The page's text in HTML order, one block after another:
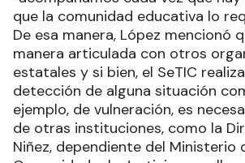
que la comunidad educativa lo
De esa manera, López mencionó
manera articulada con otros
estatales y si bien, el SeTIC
detección de alguna situación
ejemplo, de vulneración, es
de otras instituciones, como la
Niñez, dependiente del Ministerio